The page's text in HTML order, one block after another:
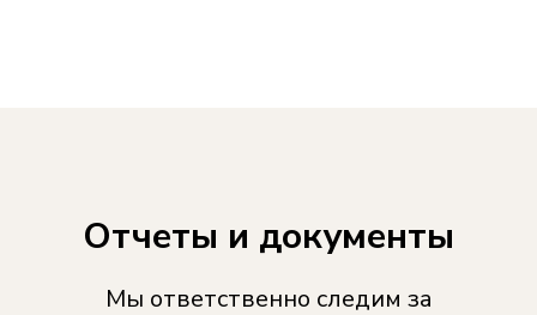
Отчеты и документы
Мы ответственно следим за